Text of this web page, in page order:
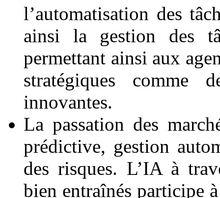
l’automatisation des
ainsi la gestion des
permettant ainsi aux
stratégiques comme
innovantes.
La passation des
prédictive, gestion
des risques. L’IA à
bien entraînés participe